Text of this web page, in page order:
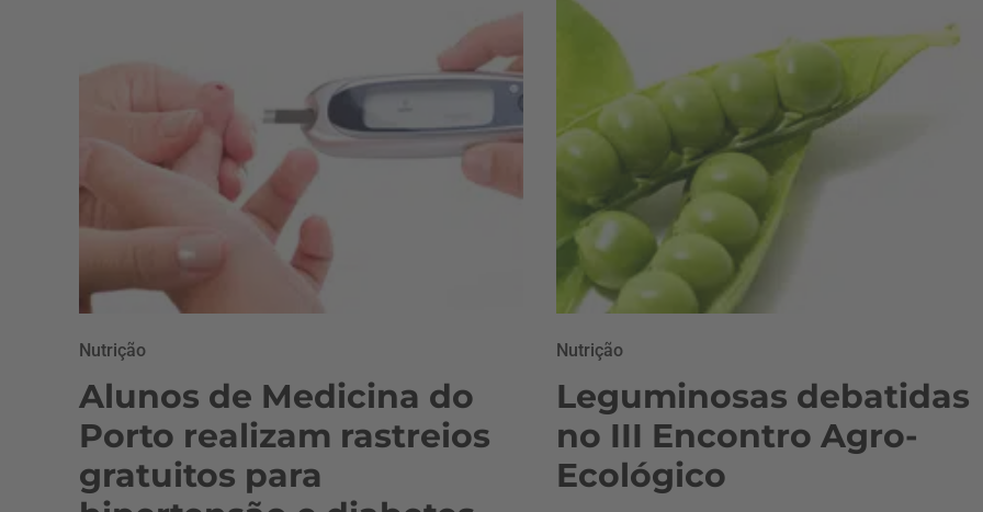
Nutrição
Alunos de Medicina do
Porto realizam rastreios
gratuitos para
Nutrição
Leguminosas debatidas
no III Encontro Agro-
Ecológico